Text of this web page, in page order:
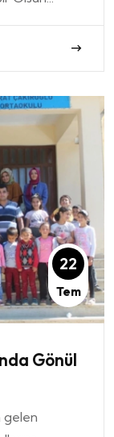
22
Tem
Gönül
gelen